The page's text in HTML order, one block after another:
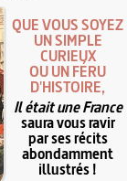
QUE VOUS SOYEZ
UN SIMPLE
CURIEUX
OU UN FÉRU
D'HISTOIRE,
Il était une France
saura vous ravir
par ses récits
abondamment
illustrés !